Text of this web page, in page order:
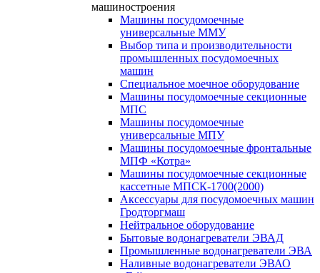
машиностроения
Машины посудомоечные
универсальные ММУ
Выбор типа и производительности
промышленных посудомоечных
машин
Специальное моечное оборудование
Машины посудомоечные секционные
МПС
Машины посудомоечные
универсальные МПУ
Машины посудомоечные фронтальные
МПФ «Котра»
Машины посудомоечные секционные
кассетные МПСК-1700(2000)
Аксессуары для посудомоечных машин
Гродторгмаш
Нейтральное оборудование
Бытовые водонагреватели ЭВАД
Промышленные водонагреватели ЭВА
Наливные водонагреватели ЭВАО